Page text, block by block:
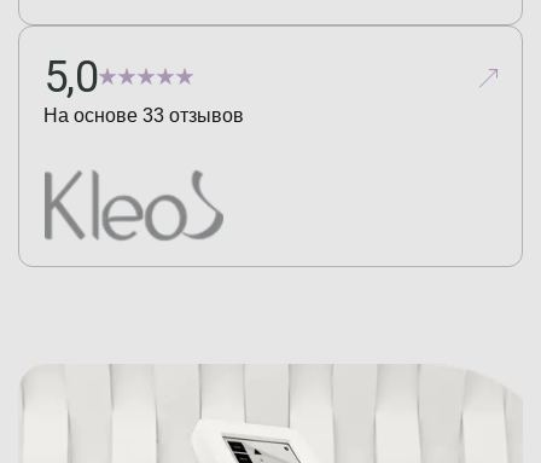
5,0
На основе 33 отзывов